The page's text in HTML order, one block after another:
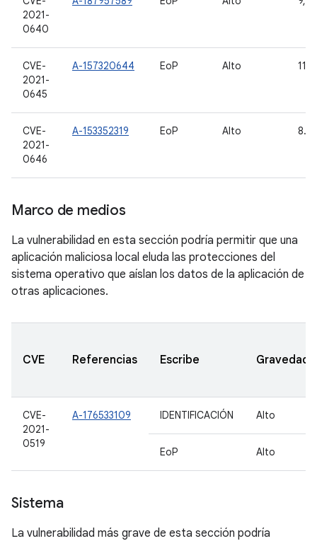
2021-
0640
CVE-
2021-
0645
A-157320644 EoP Alto 11
CVE-
2021-
0646
A-153352319 EoP Alto 8.1,
Marco de medios
La vulnerabilidad en esta sección podría permitir que una
aplicación maliciosa local eluda las protecciones del
sistema operativo que aíslan los datos de la aplicación de
otras aplicaciones.
CVE Referencias Escribe Gravedad
CVE-
2021-
0519
A-176533109 IDENTIFICACIÓN Alto
EoP Alto
Sistema
La vulnerabilidad más grave de esta sección podría